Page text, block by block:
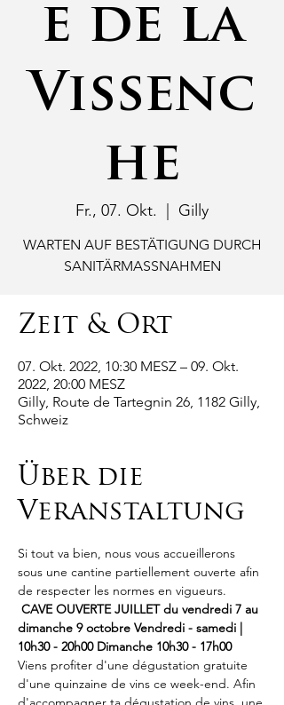
e de la
Vissenc
he
Fr., 07. Okt. Gilly
WARTEN AUF BESTÄTIGUNG DURCH
SANITÄRMASSNAHMEN
Zeit & Ort
07. Okt. 2022, 10:30 MESZ – 09. Okt.
2022, 20:00 MESZ
Gilly, Route de Tartegnin 26, 1182 Gilly,
Schweiz
Über die
Veranstaltung
Si tout va bien, nous vous accueillerons
sous une cantine partiellement ouverte afin
de respecter les normes en vigueurs.
CAVE OUVERTE JUILLET du vendredi 7 au
dimanche 9 octobre Vendredi - samedi |
10h30 - 20h00 Dimanche 10h30 - 17h00
Viens profiter d'une dégustation gratuite
d'une quinzaine de vins ce week-end. Afin